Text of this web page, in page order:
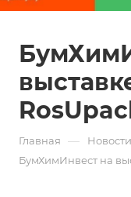
Главная — Новости
БумХимИнвест на